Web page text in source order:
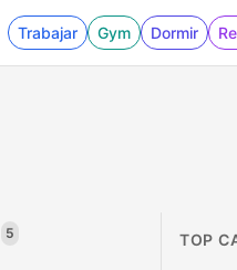
Trabajar Gym Dormir
5 TOP